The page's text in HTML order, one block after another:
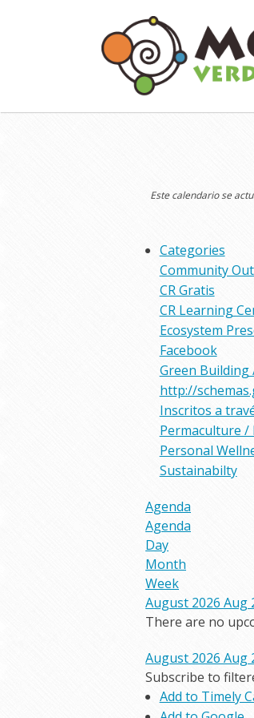
Este calendario se
Categories
Community
CR Gratis
CR Learning
Ecosystem
Facebook
Green Building
http://
Inscritos a
Permaculture /
Personal
Sustainabilty
Agenda
Agenda
Day
Month
Week
August 2026 Aug
There are no
August 2026 Aug
Subscribe to
Add to Timely